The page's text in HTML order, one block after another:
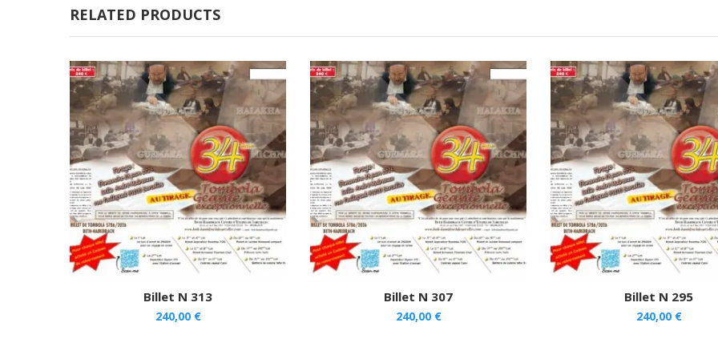
RELATED PRODUCTS
Billet N 313
240,00 €
Billet N 307
240,00 €
Billet N 295
240,00 €